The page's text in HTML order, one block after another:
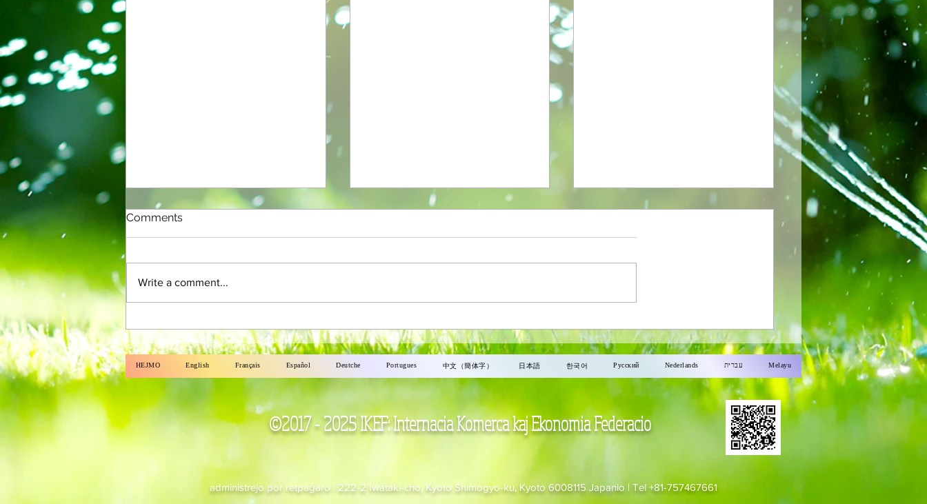
Comments
Write a comment...
HEJMO English Français Español Deutche Portugues 中文（簡体字） 日本語 한국어 Pусский Nederlands עברית Melayu
©2017 - 2025 IKEF: Internacia Komerca kaj Ekonomia Federacio
administrejo por retpaĝaro | 222-2 Iwataki-cho, Kyoto Shimogyo-ku, Kyoto 6008115 Japanio | Tel +81-757467661